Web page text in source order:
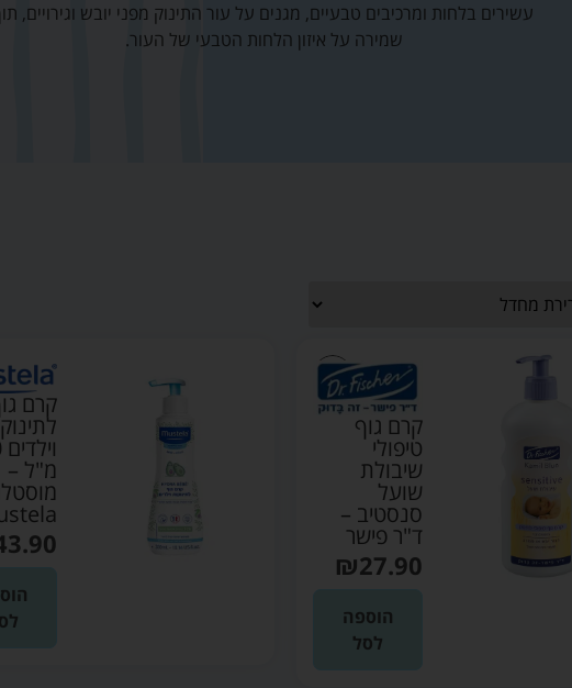
עשירים בלחות ומרכיבים טבעיים, מגנים על עור התינוק מפני יובש וגירויים,
שמירה על איזון הלחות הטבעי של העור.
קרם גוף
טיפולי
שיבולת
שועל
סנסטיב –
ד"ר פישר
₪27.90
הוספה
לסל
קרם
מ"ל –